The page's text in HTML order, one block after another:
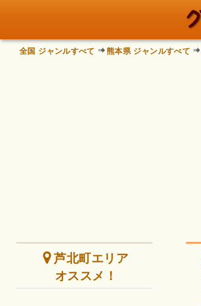
全国 ジャンルすべて 熊本県 ジャンルすべて
芦北町エリア
オススメ！